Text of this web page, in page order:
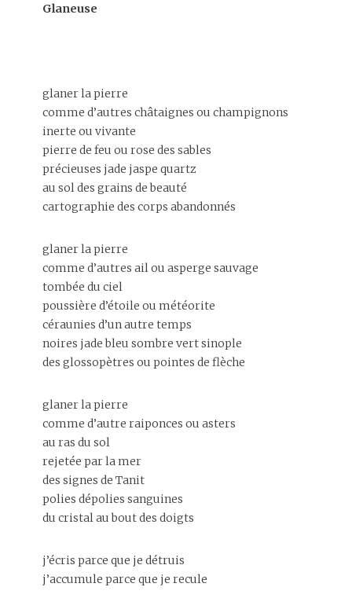
Glaneuse
glaner la pierre
comme d’autres châtaignes ou champignons
inerte ou vivante
pierre de feu ou rose des sables
précieuses jade jaspe quartz
au sol des grains de beauté
cartographie des corps abandonnés
glaner la pierre
comme d’autres ail ou asperge sauvage
tombée du ciel
poussière d’étoile ou météorite
céraunies d’un autre temps
noires jade bleu sombre vert sinople
des glossopètres ou pointes de flèche
glaner la pierre
comme d’autre raiponces ou asters
au ras du sol
rejetée par la mer
des signes de Tanit
polies dépolies sanguines
du cristal au bout des doigts
j’écris parce que je détruis
j’accumule parce que je recule